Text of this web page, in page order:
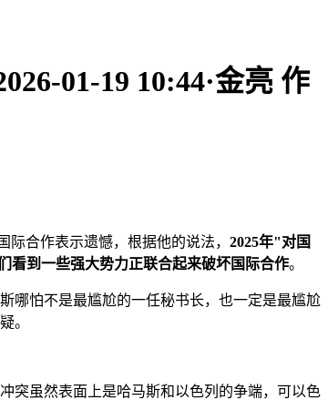
01-19 10:44·金亮 作
合作表示遗憾，根据他的说法， 2025年"对国
到一些强大势力正联合起来破坏国际合作。
哪怕不是最尴尬的一任秘书长，也一定是最尴尬
。
突虽然表面上是哈马斯和以色列的争端，可以色